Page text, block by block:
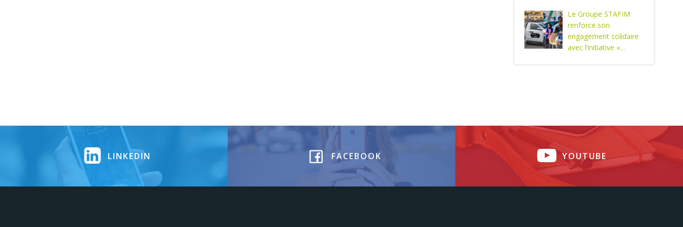
Le Groupe STAFIM
renforce son
engagement solidaire
avec l’initiative «…
LINKEDIN FACEBOOK YOUTUBE